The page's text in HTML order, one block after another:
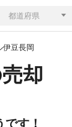
伊豆長岡
却
す！